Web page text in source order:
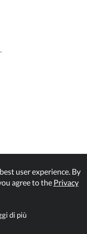
user experience. By
agree to the Privacy
di più